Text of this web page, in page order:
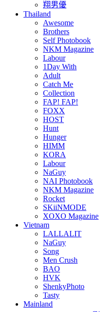
翔男優
Thailand
Awesome
Brothers
Self Photobook
NKM Magazine
Labour
1Day With
Adult
Catch Me
Collection
FAP! FAP!
FOXX
HOST
Hunt
Hunger
HIMM
KORA
Labour
NaGuy
NAI Photobook
NKM Magazine
Rocket
SKiiNMODE
XOXO Magazine
Vietnam
LALLALIT
NaGuy
Song
Men Crush
BAO
HVK
ShenkyPhoto
Tasty
Mainland